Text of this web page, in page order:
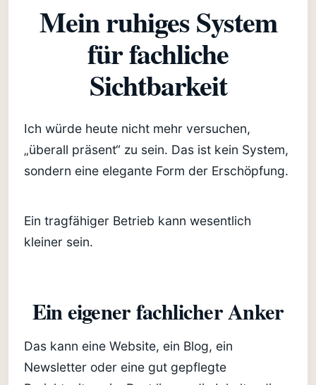
Mein ruhiges System
für fachliche
Sichtbarkeit
Ich würde heute nicht mehr versuchen,
„überall präsent“ zu sein. Das ist kein System,
sondern eine elegante Form der Erschöpfung.
Ein tragfähiger Betrieb kann wesentlich
kleiner sein.
Ein eigener fachlicher Anker
Das kann eine Website, ein Blog, ein
Newsletter oder eine gut gepflegte